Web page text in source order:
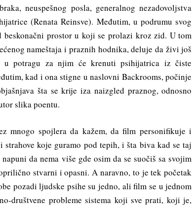
neuspešnog posla, generalnog nezadovoljstva
(Renata Reinsve). Međutim, u podrumu svog
beskonačni prostor u koji se prolazi kroz zid. U tom
nameštaja i praznih hodnika, deluje da živi još
u potragu za njim će krenuti psihijatrica iz čiste
kad i ona stigne u naslovni Backrooms, počinje
šta se krije iza naizgled praznog, odnosno
slika poentu.
mnogo spojlera da kažem, da film personifikuje i
strahove koje guramo pod tepih, i šta biva kad se taj
da nema više gde osim da se suočiš sa svojim
stvarni i opasni. A naravno, to je tek početak
pozadi ljudske psihe su jedno, ali film se u jednom
društvene probleme sistema koji sve prati, koji je,